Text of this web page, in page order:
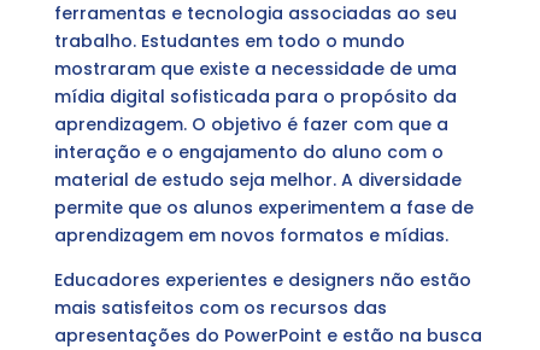
ferramentas e tecnologia associadas ao seu
trabalho. Estudantes em todo o mundo
mostraram que existe a necessidade de uma
mídia digital sofisticada para o propósito da
aprendizagem. O objetivo é fazer com que a
interação e o engajamento do aluno com o
material de estudo seja melhor. A diversidade
permite que os alunos experimentem a fase de
aprendizagem em novos formatos e mídias.
Educadores experientes e designers não estão
mais satisfeitos com os recursos das
apresentações do PowerPoint e estão na busca